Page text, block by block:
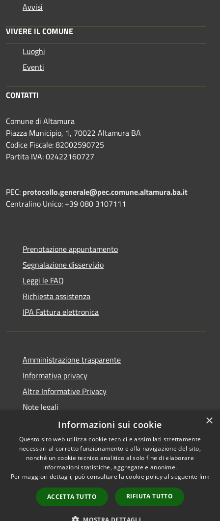
Avvisi
VIVERE IL COMUNE
Luoghi
Eventi
CONTATTI
Comune di Altamura
Piazza Municipio, 1, 70022 Altamura BA
Codice Fiscale: 82002590725
Partita IVA: 02422160727
PEC: protocollo.generale@pec.comune.altamura.ba.it
Centralino Unico: +39 080 3107111
Prenotazione appuntamento
Segnalazione disservizio
Leggi le FAQ
Richiesta assistenza
IPA Fattura elettronica
Amministrazione trasparente
Informativa privacy
Altre Informative Privacy
Note legali
Dichiarazione di accessibilità
RSS
Accessibilità
Copyright © 2026 • Comune di
Municipium•
Accesso
redazione
×
Informazioni sui cookie
Questo sito web utilizza cookie tecnici e assimilati strettamente
necessari al corretto funzionamento e alla navigazione del sito,
nonché un cookie tecnico analitico al solo fine di elaborare
informazioni statistiche, aggregate e anonime.
Per maggiori dettagli, può consultare la cookie policy al seguente link
ACCETTA TUTTO RIFIUTA TUTTO